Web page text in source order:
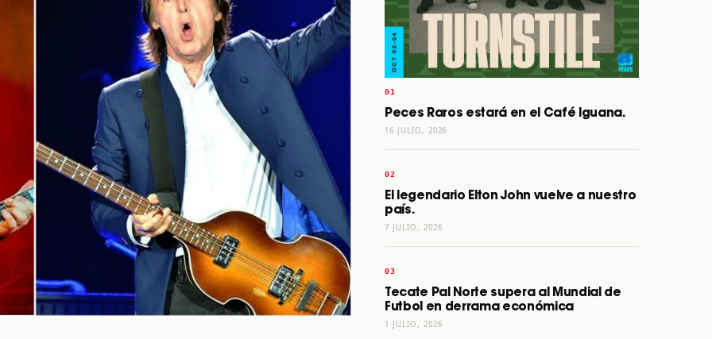
Peces Raros estará en el Café Iguana.
16 JULIO, 2026
El legendario Elton John vuelve a nuestro
país.
7 JULIO, 2026
Tecate Pal Norte supera al Mundial de
Futbol en derrama económica
1 JULIO, 2026